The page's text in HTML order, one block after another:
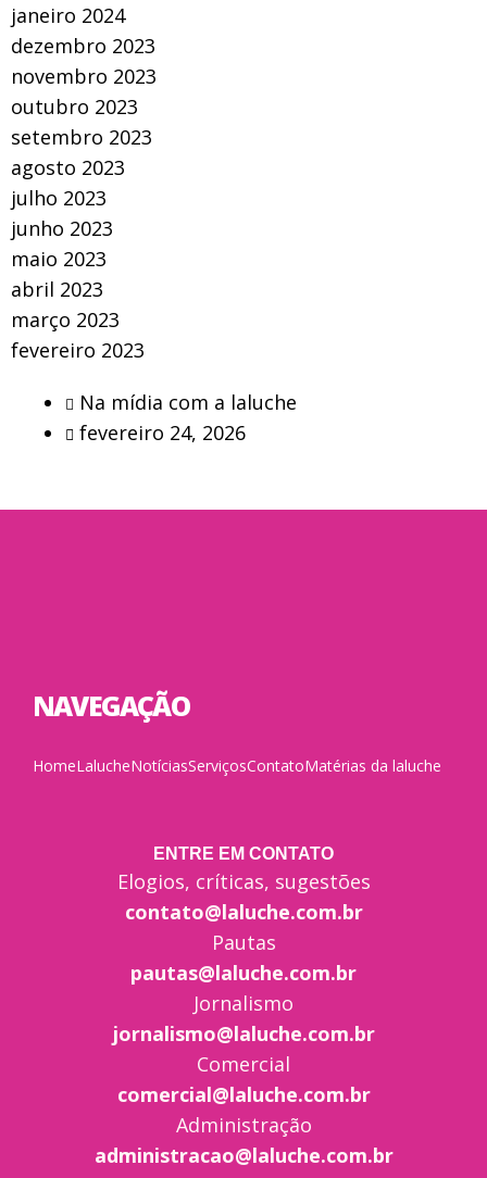
janeiro 2024
dezembro 2023
novembro 2023
outubro 2023
setembro 2023
agosto 2023
julho 2023
junho 2023
maio 2023
abril 2023
março 2023
fevereiro 2023
Na mídia com a laluche
fevereiro 24, 2026
NAVEGAÇÃO
HomeLalucheNotíciasServiçosContatoMatérias da laluche
ENTRE EM CONTATO
Elogios, críticas, sugestões
contato@laluche.com.br
Pautas
pautas@laluche.com.br
Jornalismo
jornalismo@laluche.com.br
Comercial
comercial@laluche.com.br
Administração
administracao@laluche.com.br